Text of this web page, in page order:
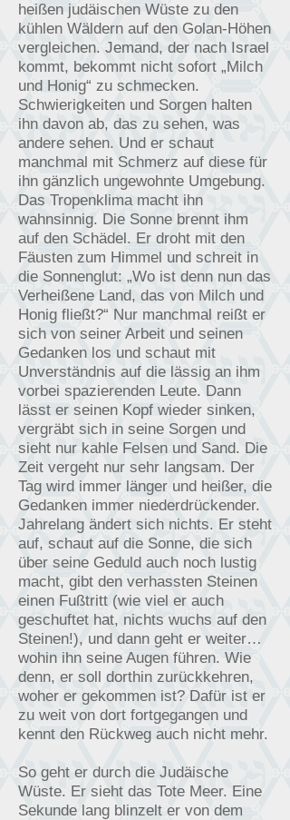
heißen judäischen Wüste zu den
kühlen Wäldern auf den Golan-Höhen
vergleichen. Jemand, der nach Israel
kommt, bekommt nicht sofort „Milch
und Honig“ zu schmecken.
Schwierigkeiten und Sorgen halten
ihn davon ab, das zu sehen, was
andere sehen. Und er schaut
manchmal mit Schmerz auf diese für
ihn gänzlich ungewohnte Umgebung.
Das Tropenklima macht ihn
wahnsinnig. Die Sonne brennt ihm
auf den Schädel. Er droht mit den
Fäusten zum Himmel und schreit in
die Sonnenglut: „Wo ist denn nun das
Verheißene Land, das von Milch und
Honig fließt?“ Nur manchmal reißt er
sich von seiner Arbeit und seinen
Gedanken los und schaut mit
Unverständnis auf die lässig an ihm
vorbei spazierenden Leute. Dann
lässt er seinen Kopf wieder sinken,
vergräbt sich in seine Sorgen und
sieht nur kahle Felsen und Sand. Die
Zeit vergeht nur sehr langsam. Der
Tag wird immer länger und heißer, die
Gedanken immer niederdrückender.
Jahrelang ändert sich nichts. Er steht
auf, schaut auf die Sonne, die sich
über seine Geduld auch noch lustig
macht, gibt den verhassten Steinen
einen Fußtritt (wie viel er auch
geschuftet hat, nichts wuchs auf den
Steinen!), und dann geht er weiter…
wohin ihn seine Augen führen. Wie
denn, er soll dorthin zurückkehren,
woher er gekommen ist? Dafür ist er
zu weit von dort fortgegangen und
kennt den Rückweg auch nicht mehr.
So geht er durch die Judäische
Wüste. Er sieht das Tote Meer. Eine
Sekunde lang blinzelt er von dem